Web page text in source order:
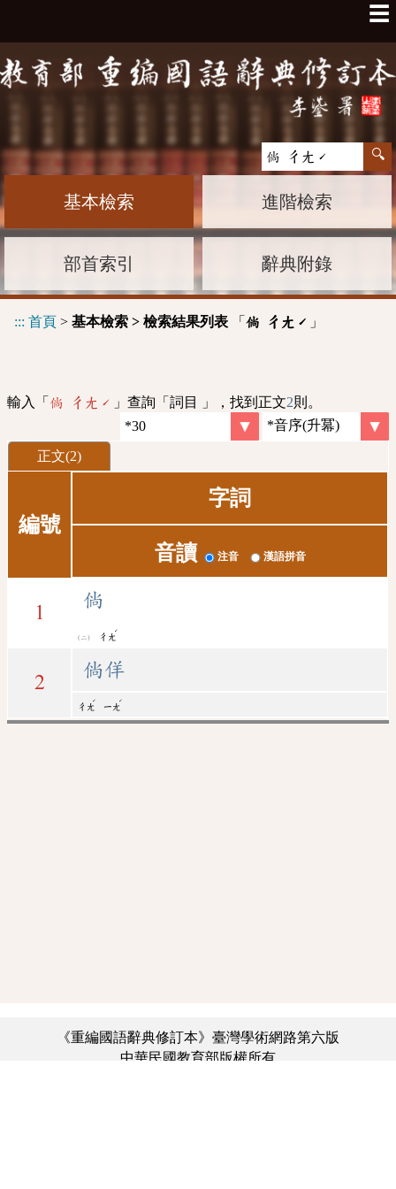
☰
基本檢索 進階檢索
部首索引 辭典附錄
::: 首頁 > 基本檢索 > 檢索結果列表 「 倘 ㄔㄤˊ 」
輸入「 倘 ㄔㄤˊ 」查詢「詞目 」，找到正文2則。
正文(2)
編號
字詞
音讀 注音 漢語拼音
1
倘
ㄔㄤ
ˊ
2
倘佯
ㄔㄤ
ˊ
ㄧㄤ
ˊ
《重編國語辭典修訂本》臺灣學術網路第六版
中華民國教育部版權所有